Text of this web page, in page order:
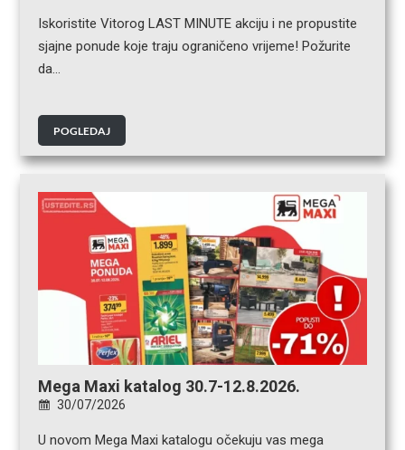
Iskoristite Vitorog LAST MINUTE akciju i ne propustite
sjajne ponude koje traju ograničeno vrijeme! Požurite
da…
POGLEDAJ
Mega Maxi katalog 30.7-12.8.2026.
30/07/2026
U novom Mega Maxi katalogu očekuju vas mega